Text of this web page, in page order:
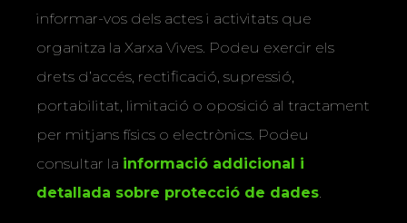
informar-vos dels actes i activitats que
organitza la Xarxa Vives. Podeu exercir els
drets d’accés, rectificació, supressió,
portabilitat, limitació o oposició al tractament
per mitjans físics o electrònics. Podeu
consultar la informació addicional i
detallada sobre protecció de dades